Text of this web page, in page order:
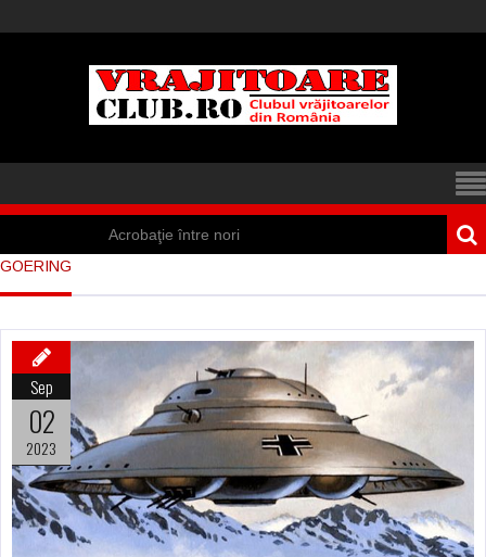
Acrobaţie între nori
Marea vânătoare
de vrăjitoare din
Suedia
Vrăjitoare
zburătoare în Mexic
Magia în Thailanda
GOERING
Sep
02
2023